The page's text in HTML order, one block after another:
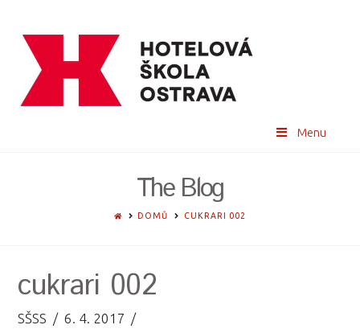
Menu
The Blog
HOMEDOMŮ CUKRARI 002
cukrari 002
SŠSS 6. 4. 2017